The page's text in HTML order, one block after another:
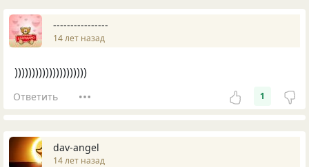
----------------
14 лет назад
)))))))))))))))))))))
Ответить 1
dav-angel
14 лет назад